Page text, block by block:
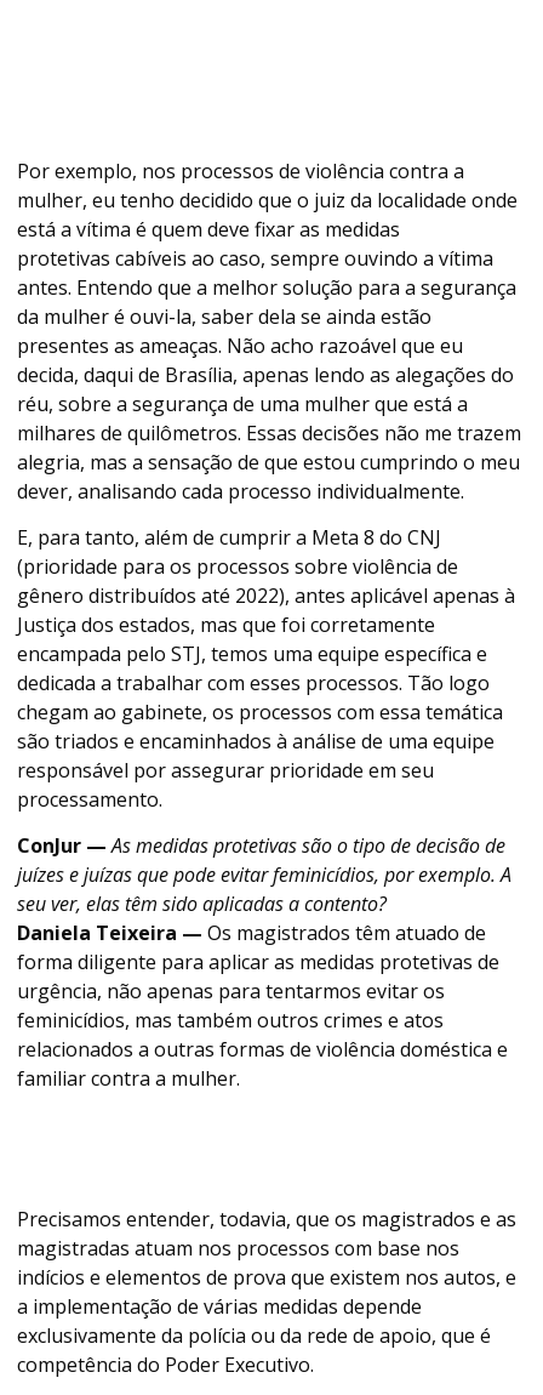
Por exemplo, nos processos de violência contra a
mulher, eu tenho decidido que o juiz da localidade onde
está a vítima é quem deve fixar as medidas
protetivas cabíveis ao caso, sempre ouvindo a vítima
antes. Entendo que a melhor solução para a segurança
da mulher é ouvi-la, saber dela se ainda estão
presentes as ameaças. Não acho razoável que eu
decida, daqui de Brasília, apenas lendo as alegações do
réu, sobre a segurança de uma mulher que está a
milhares de quilômetros. Essas decisões não me trazem
alegria, mas a sensação de que estou cumprindo o meu
dever, analisando cada processo individualmente.
E, para tanto, além de cumprir a Meta 8 do CNJ
(prioridade para os processos sobre violência de
gênero distribuídos até 2022), antes aplicável apenas à
Justiça dos estados, mas que foi corretamente
encampada pelo STJ, temos uma equipe específica e
dedicada a trabalhar com esses processos. Tão logo
chegam ao gabinete, os processos com essa temática
são triados e encaminhados à análise de uma equipe
responsável por assegurar prioridade em seu
processamento.
ConJur — As medidas protetivas são o tipo de decisão de
juízes e juízas que pode evitar feminicídios, por exemplo. A
seu ver, elas têm sido aplicadas a contento?
Daniela Teixeira — Os magistrados têm atuado de
forma diligente para aplicar as medidas protetivas de
urgência, não apenas para tentarmos evitar os
feminicídios, mas também outros crimes e atos
relacionados a outras formas de violência doméstica e
familiar contra a mulher.
Precisamos entender, todavia, que os magistrados e as
magistradas atuam nos processos com base nos
indícios e elementos de prova que existem nos autos, e
a implementação de várias medidas depende
exclusivamente da polícia ou da rede de apoio, que é
competência do Poder Executivo.